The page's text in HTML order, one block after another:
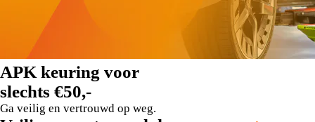
APK keuring voor
slechts €50,-
Ga veilig en vertrouwd op weg.